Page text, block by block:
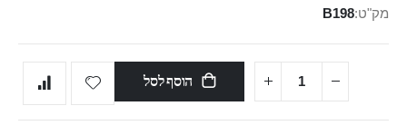
מק"ט B198
הוסף לסל